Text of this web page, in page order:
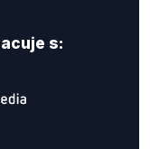
s: